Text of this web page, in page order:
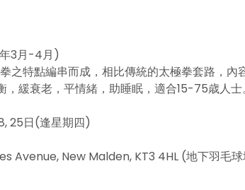
3月-4月)
之特點編串而成，相比傳統的太極拳套路，內
緩衰老，平情緒，助睡眠，適合15-75歳人士。
25日(逢星期四)
Avenue, New Malden, KT3 4HL (地下羽毛球